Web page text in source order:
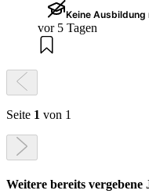
Keine Ausbildung
vor 5 Tagen
Seite 1 von 1
Weitere bereits vergebene